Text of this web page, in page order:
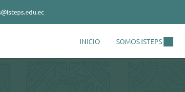
INICIO SOMOS ISTEPS